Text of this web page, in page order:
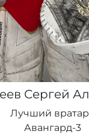
Сергей
Лучший
Авангард-3